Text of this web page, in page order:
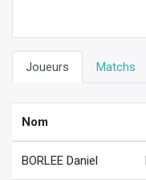
Joueurs Matchs
Nom
BORLEE Daniel